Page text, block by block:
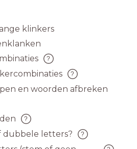
klinkers
en woorden afbreken
dubbele letters?